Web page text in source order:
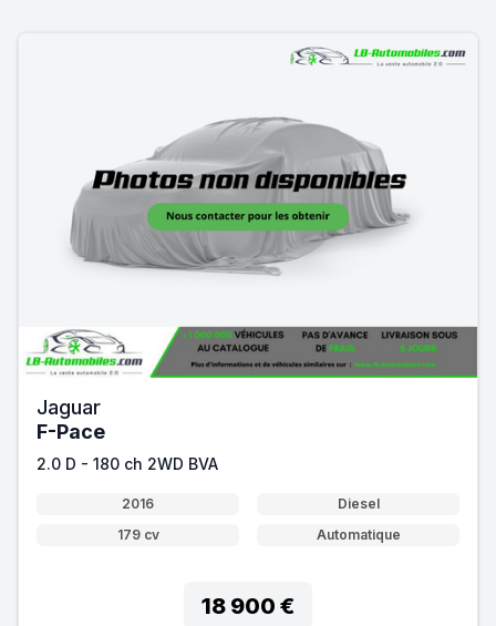
Jaguar
F-Pace
2.0 D - 180 ch 2WD BVA
2016
Diesel
179 cv
Automatique
18 900 €